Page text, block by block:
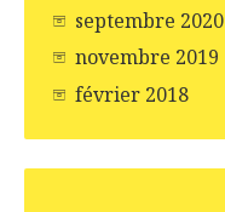
septembre 2020
novembre 2019
février 2018